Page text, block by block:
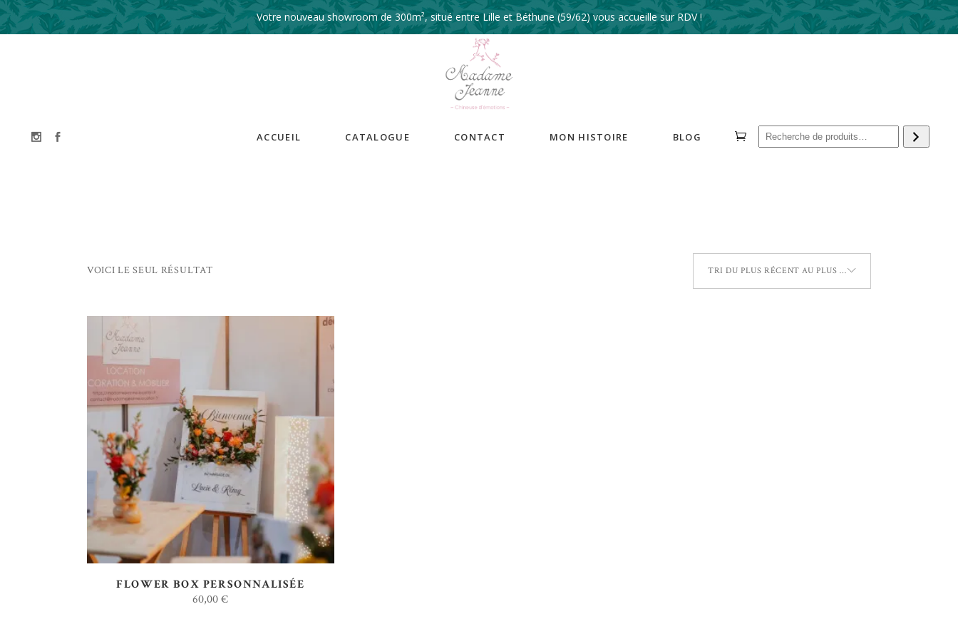
Votre nouveau showroom de 300m², situé entre Lille et Béthune (59/62) vous accueille sur RDV !
ACCUEIL CATALOGUE CONTACT MON HISTOIRE BLOG
VOICI LE SEUL RÉSULTAT TRI DU PLUS RÉCENT AU PLUS ANCIEN
AJOUTER AU DEVIS
FLOWER BOX PERSONNALISÉE
60,00€